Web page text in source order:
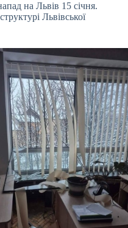
на Львів 15 січня.
Львівської